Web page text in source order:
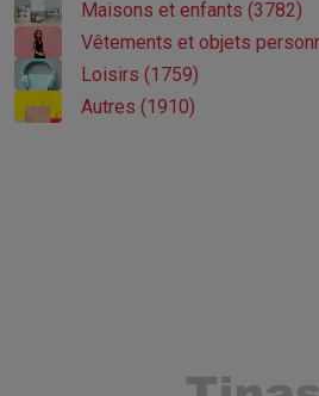
Maisons et enfants (3782)
Vêtements et objets
Loisirs (1759)
Autres (1910)